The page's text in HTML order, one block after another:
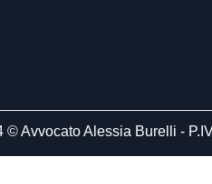
© Avvocato Alessia Burelli -